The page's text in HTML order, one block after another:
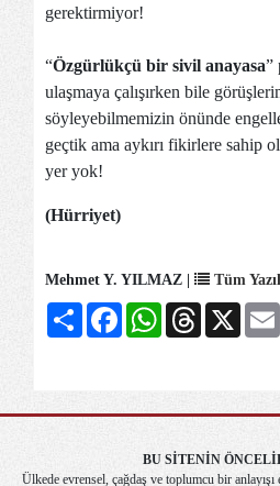
gerektirmiyor!
“Özgürlükçü bir sivil anayasa”
ulaşmaya çalışırken bile
söyleyebilmemizin önünde
geçtik ama aykırı fikirlere sahip
yer yok!
(Hürriyet)
Mehmet Y. YILMAZ | Tüm
Share FacebookWhatsAppThreads
X
BU SİTENİN
Ülkede evrensel, çağdaş ve toplumcu bir anlayışı